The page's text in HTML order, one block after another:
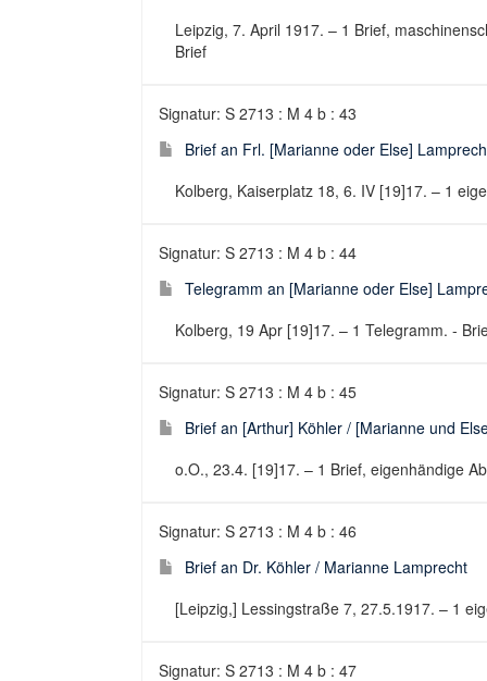
Leipzig, 7. April 1917. – 1 Brief,
Brief
Signatur: S 2713 : M 4 b : 43
Brief an Frl. [Marianne oder Else]
Kolberg, Kaiserplatz 18, 6. IV [19]17. – 1
Signatur: S 2713 : M 4 b : 44
Telegramm an [Marianne oder Else]
Kolberg, 19 Apr [19]17. – 1 Telegramm. -
Signatur: S 2713 : M 4 b : 45
Brief an [Arthur] Köhler / [Marianne und
o.O., 23.4. [19]17. – 1 Brief, eigenhändige
Signatur: S 2713 : M 4 b : 46
Brief an Dr. Köhler / Marianne Lamprecht
[Leipzig,] Lessingstraße 7, 27.5.1917. – 1
Signatur: S 2713 : M 4 b : 47